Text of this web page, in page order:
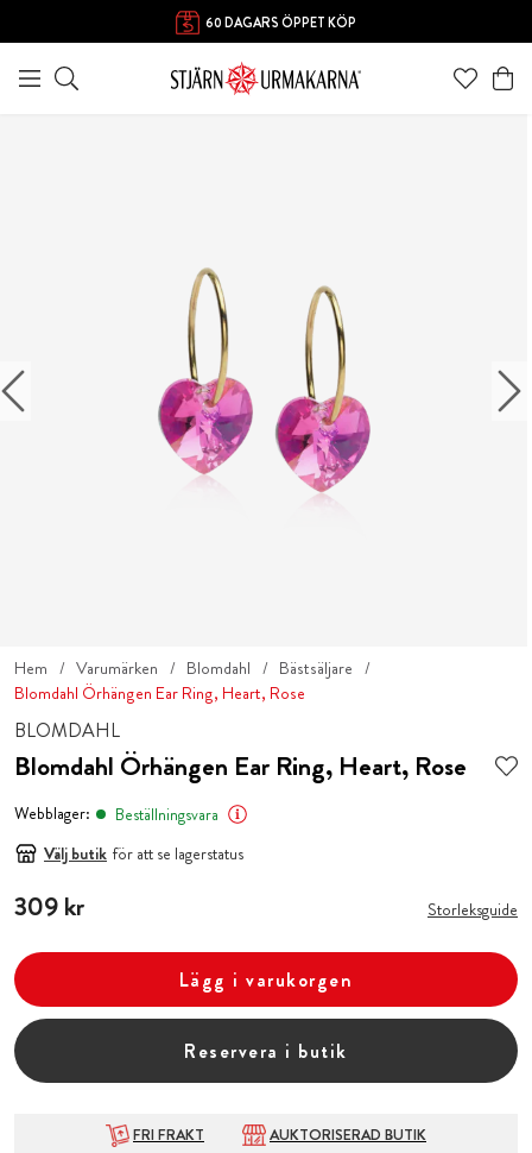
60 DAGARS ÖPPET KÖP
FRI FRAKT ÖVER 1000 KR
Hem Varumärken Blomdahl
Bästsäljare
Blomdahl Örhängen Ear Ring, Heart, Rose
BLOMDAHL
Blomdahl Örhängen Ear Ring, Heart, Rose
Webblager:
Beställningsvara
Välj butik för att se lagerstatus
Pris:309 kr
309 kr Storleksguide
Lägg i varukorgen
Reservera i butik
FRI FRAKT
AUKTORISERAD BUTIK